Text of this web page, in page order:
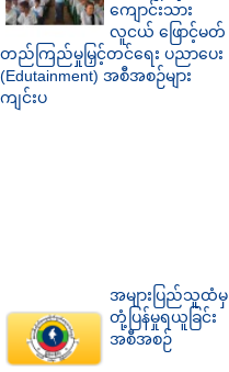
ကျောင်းသား
လူငယ် ဖြောင့်မတ်
တည်ကြည်မှုမြှင့်တင်ရေး ပညာပေး
(Edutainment) အစီအစဉ်များ
ကျင်းပ
အများပြည်သူထံမှ
တုံ့ပြန်မှုရယူခြင်း
အစီအစဉ်